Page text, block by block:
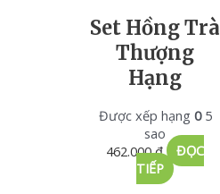
Set Hồng Trà
Thượng
Hạng
Được xếp hạng 05
sao
462.000₫
ĐỌC
TIẾP